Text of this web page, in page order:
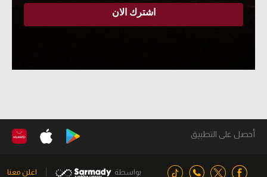
أحصل على التطبيق
بواسطة اعلن معنا